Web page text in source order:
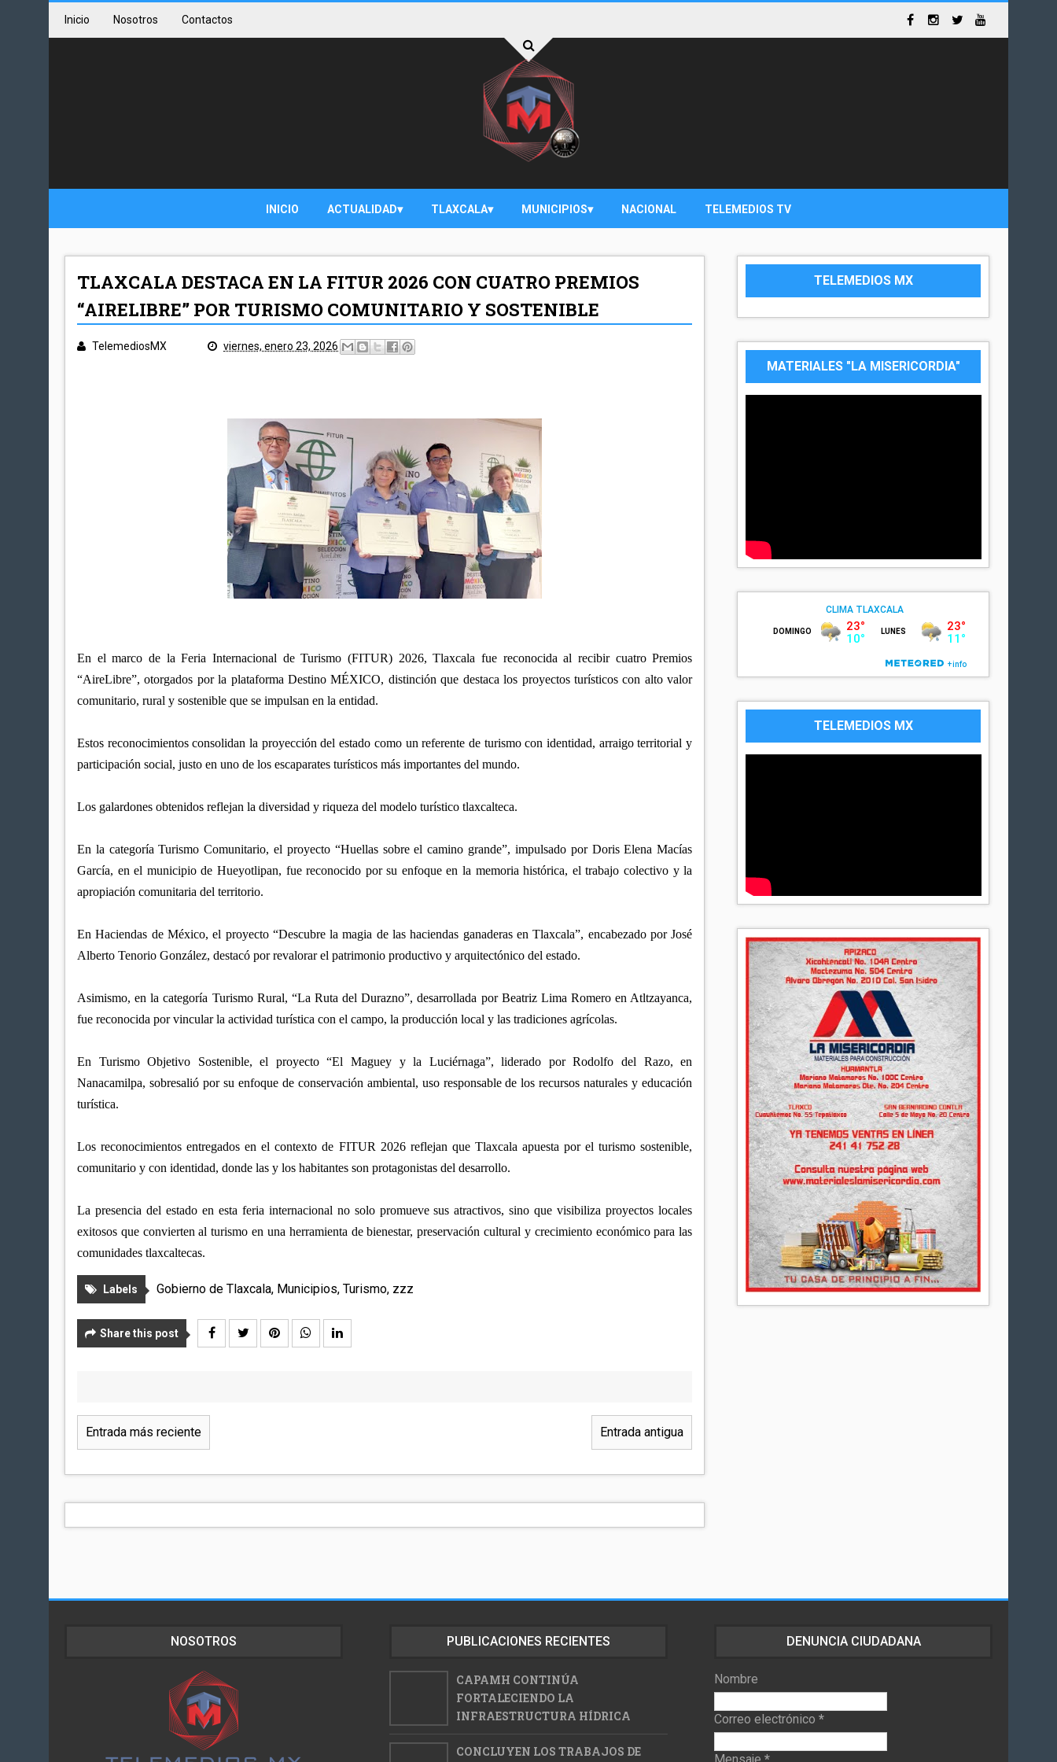
Inicio Nosotros Contactos
INICIO ACTUALIDAD TLAXCALA MUNICIPIOS NACIONAL TELEMEDIOS TV
TLAXCALA DESTACA EN LA FITUR 2026 CON CUATRO PREMIOS
“AIRELIBRE” POR TURISMO COMUNITARIO Y SOSTENIBLE
TelemediosMX viernes, enero 23, 2026
En el marco de la Feria Internacional de Turismo (FITUR) 2026, Tlaxcala fue reconocida al recibir cuatro Premios
“AireLibre”, otorgados por la plataforma Destino MÉXICO, distinción que destaca los proyectos turísticos con alto valor
comunitario, rural y sostenible que se impulsan en la entidad.
Estos reconocimientos consolidan la proyección del estado como un referente de turismo con identidad, arraigo territorial y
participación social, justo en uno de los escaparates turísticos más importantes del mundo.
Los galardones obtenidos reflejan la diversidad y riqueza del modelo turístico tlaxcalteca.
En la categoría Turismo Comunitario, el proyecto “Huellas sobre el camino grande”, impulsado por Doris Elena Macías
García, en el municipio de Hueyotlipan, fue reconocido por su enfoque en la memoria histórica, el trabajo colectivo y la
apropiación comunitaria del territorio.
En Haciendas de México, el proyecto “Descubre la magia de las haciendas ganaderas en Tlaxcala”, encabezado por José
Alberto Tenorio González, destacó por revalorar el patrimonio productivo y arquitectónico del estado.
Asimismo, en la categoría Turismo Rural, “La Ruta del Durazno”, desarrollada por Beatriz Lima Romero en Atltzayanca,
fue reconocida por vincular la actividad turística con el campo, la producción local y las tradiciones agrícolas.
En Turismo Objetivo Sostenible, el proyecto “El Maguey y la Luciérnaga”, liderado por Rodolfo del Razo, en
Nanacamilpa, sobresalió por su enfoque de conservación ambiental, uso responsable de los recursos naturales y educación
turística.
Los reconocimientos entregados en el contexto de FITUR 2026 reflejan que Tlaxcala apuesta por el turismo sostenible,
comunitario y con identidad, donde las y los habitantes son protagonistas del desarrollo.
La presencia del estado en esta feria internacional no solo promueve sus atractivos, sino que visibiliza proyectos locales
exitosos que convierten al turismo en una herramienta de bienestar, preservación cultural y crecimiento económico para las
comunidades tlaxcaltecas.
Labels Gobierno de Tlaxcala, Municipios, Turismo, zzz
Share this post
Entrada más reciente Entrada antigua
TELEMEDIOS MX
MATERIALES "LA MISERICORDIA"
TELEMEDIOS MX
NOSOTROS PUBLICACIONES RECIENTES
CAPAMH CONTINÚA
FORTALECIENDO LA
INFRAESTRUCTURA HÍDRICA
CONCLUYEN LOS TRABAJOS DE
DENUNCIA CIUDADANA
Nombre
Correo electrónico *